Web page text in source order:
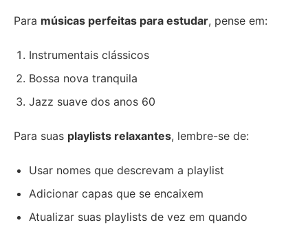
Para músicas perfeitas para estudar, pense em:
Instrumentais clássicos
Bossa nova tranquila
Jazz suave dos anos 60
Para suas playlists relaxantes, lembre-se de:
Usar nomes que descrevam a playlist
Adicionar capas que se encaixem
Atualizar suas playlists de vez em quando